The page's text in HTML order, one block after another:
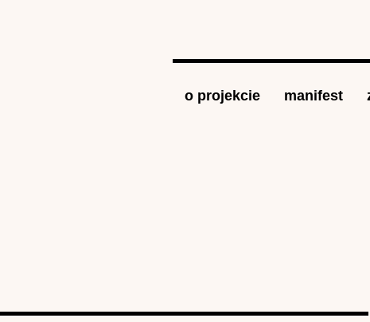
o projekcie manifest